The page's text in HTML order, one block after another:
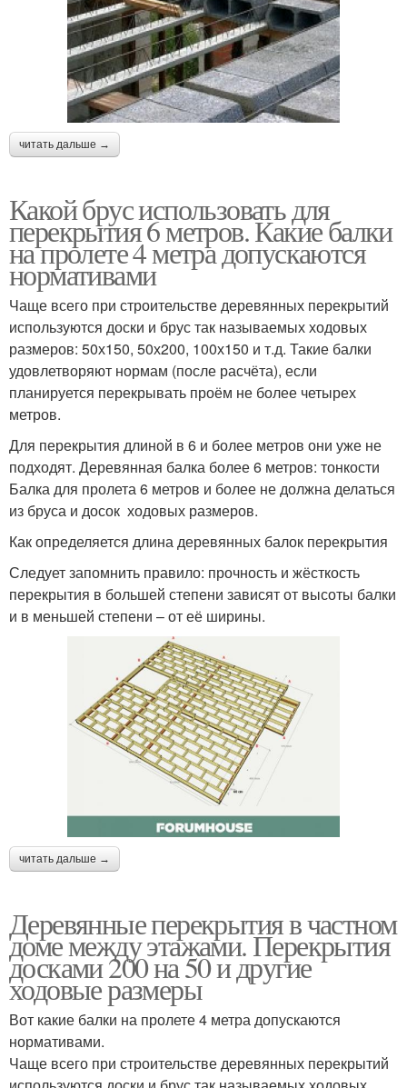
читать дальше →
Какой брус использовать для
перекрытия 6 метров. Какие балки
на пролете 4 метра допускаются
нормативами
Чаще всего при строительстве деревянных перекрытий
используются доски и брус так называемых ходовых
размеров: 50х150, 50х200, 100х150 и т.д. Такие балки
удовлетворяют нормам (после расчёта), если
планируется перекрывать проём не более четырех
метров.
Для перекрытия длиной в 6 и более метров они уже не
подходят. Деревянная балка более 6 метров: тонкости
Балка для пролета 6 метров и более не должна делаться
из бруса и досок ходовых размеров.
Как определяется длина деревянных балок перекрытия
Следует запомнить правило: прочность и жёсткость
перекрытия в большей степени зависят от высоты балки
и в меньшей степени – от её ширины.
читать дальше →
Деревянные перекрытия в частном
доме между этажами. Перекрытия
досками 200 на 50 и другие
ходовые размеры
Вот какие балки на пролете 4 метра допускаются
нормативами.
Чаще всего при строительстве деревянных перекрытий